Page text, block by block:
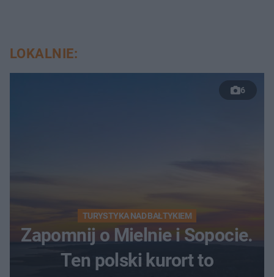
LOKALNIE:
6
TURYSTYKA NAD BAŁTYKIEM
Zapomnij o Mielnie i Sopocie.
Ten polski kurort to